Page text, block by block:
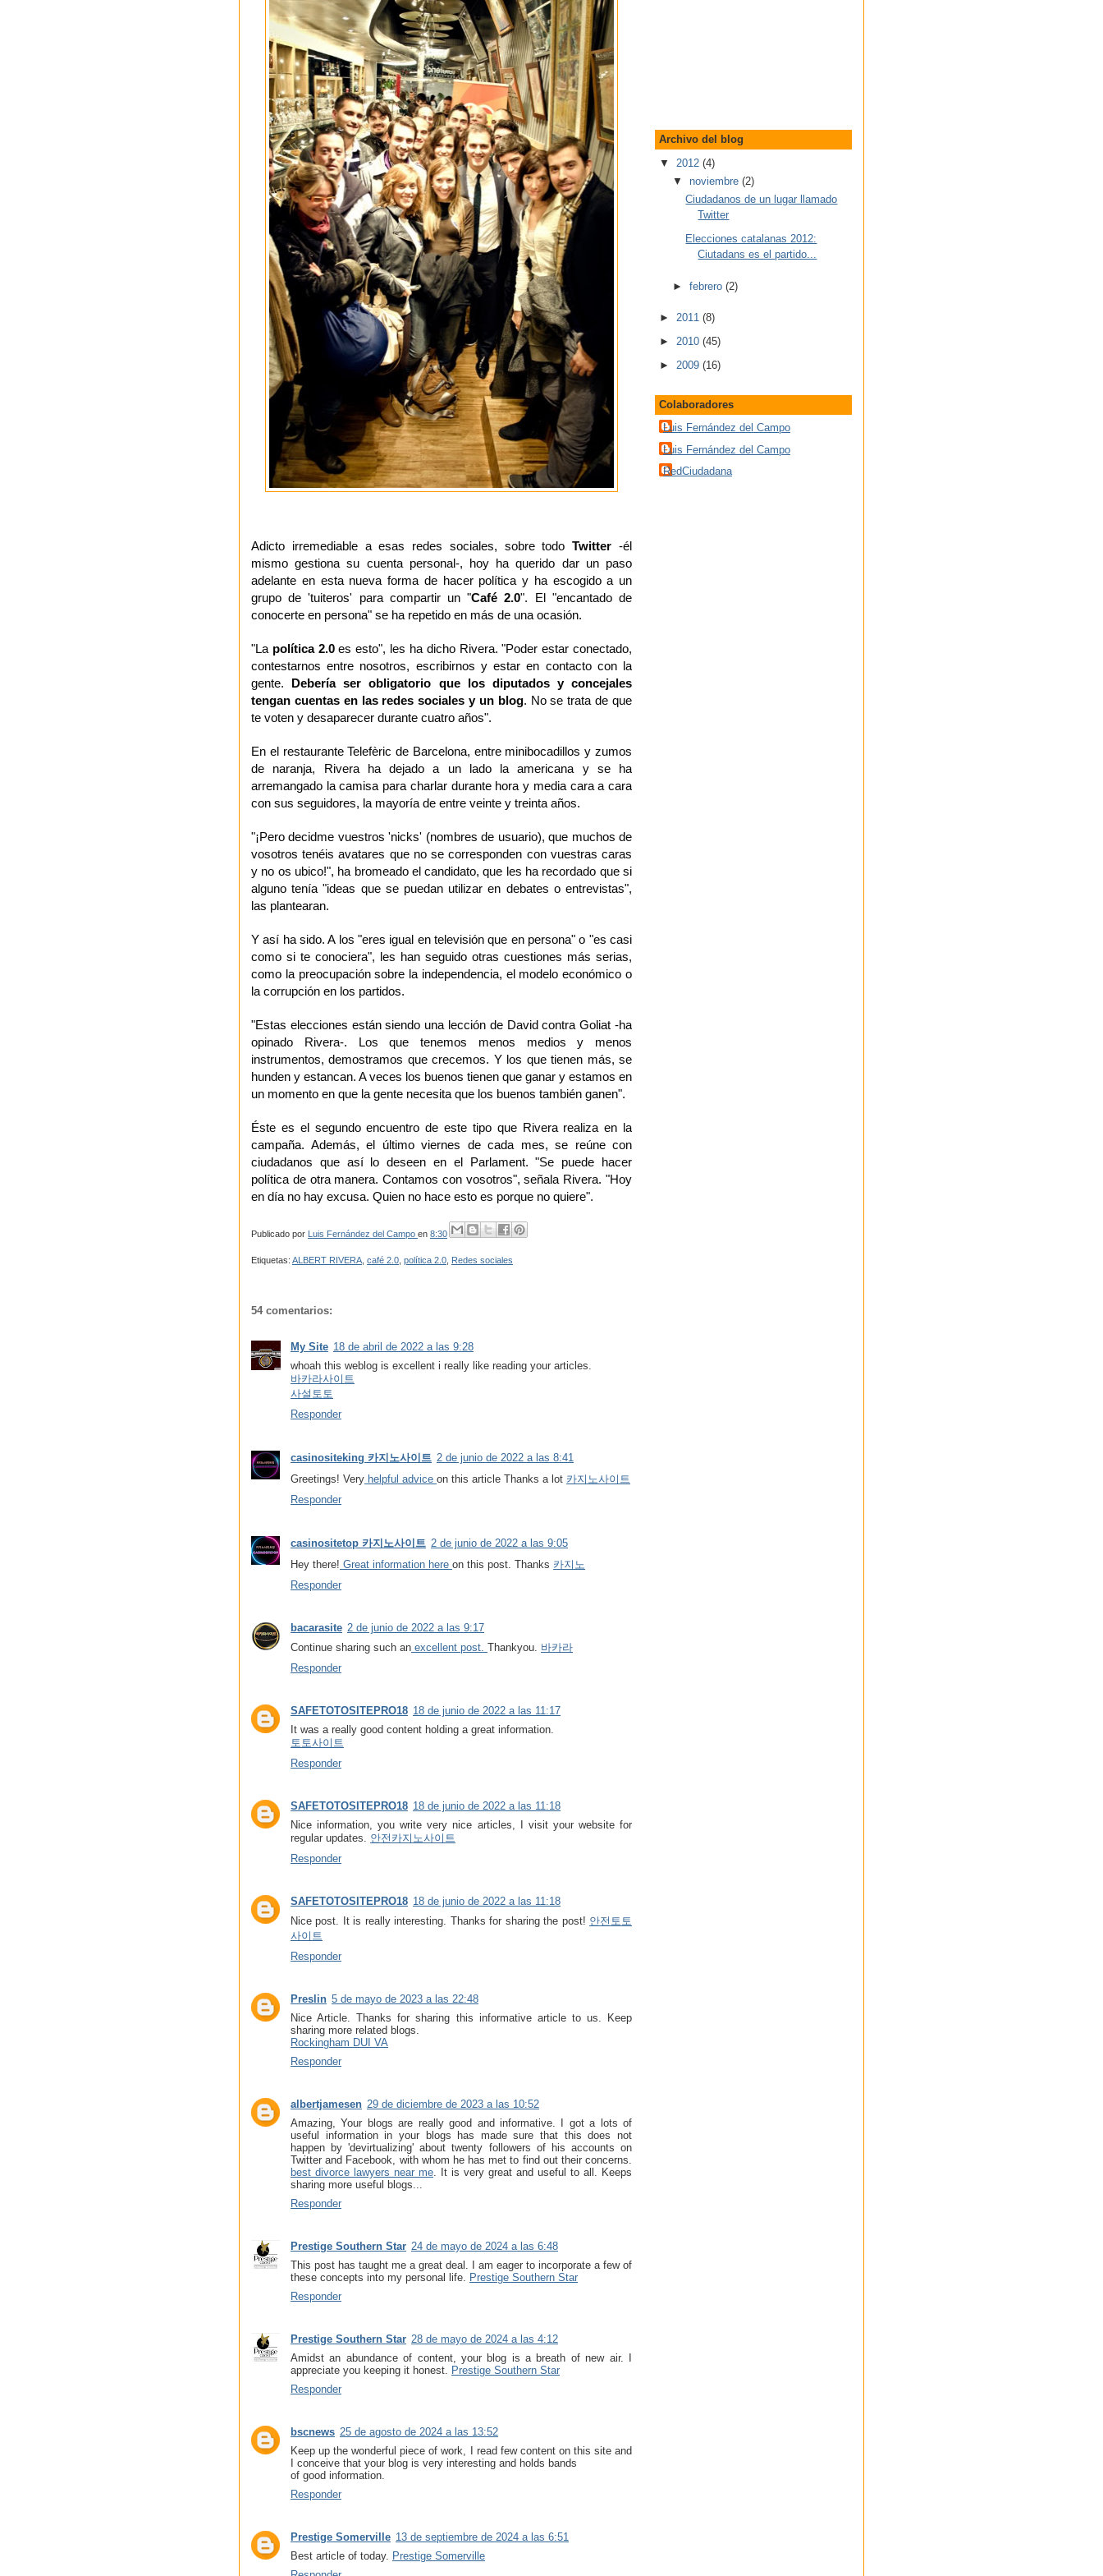
Adicto irremediable a esas redes sociales, sobre todoTwitter -él
mismo gestiona su cuenta personal-, hoy ha querido dar un paso
adelante en esta nueva forma de hacer política y ha escogido a un
grupo de 'tuiteros' para compartir un "Café 2.0". El "encantado de
conocerte en persona" se ha repetido en más de una ocasión.
"La política 2.0es esto", les ha dicho Rivera. "Poder estar conectado,
contestarnos entre nosotros, escribirnos y estar en contacto con la
gente. Debería ser obligatorio que los diputados y concejales
tengan cuentas en las redes sociales y un blog. No se trata de que
te voten y desaparecer durante cuatro años".
En el restaurante Telefèric de Barcelona, entre minibocadillos y zumos
de naranja, Rivera ha dejado a un lado la americana y se ha
arremangado la camisa para charlar durante hora y media cara a cara
con sus seguidores, la mayoría de entre veinte y treinta años.
"¡Pero decidme vuestros 'nicks' (nombres de usuario), que muchos de
vosotros tenéis avatares que no se corresponden con vuestras caras
y no os ubico!", ha bromeado el candidato, que les ha recordado que si
alguno tenía "ideas que se puedan utilizar en debates o entrevistas",
las plantearan.
Y así ha sido. A los "eres igual en televisión que en persona" o "es casi
como si te conociera", les han seguido otras cuestiones más serias,
como la preocupación sobre la independencia, el modelo económico o
la corrupción en los partidos.
"Estas elecciones están siendo una lección de David contra Goliat -ha
opinado Rivera-. Los que tenemos menos medios y menos
instrumentos, demostramos que crecemos. Y los que tienen más, se
hunden y estancan. A veces los buenos tienen que ganar y estamos en
un momento en que la gente necesita que los buenos también ganen".
Éste es el segundo encuentro de este tipo que Rivera realiza en la
campaña. Además, el último viernes de cada mes, se reúne con
ciudadanos que así lo deseen en el Parlament. "Se puede hacer
política de otra manera. Contamos con vosotros", señala Rivera. "Hoy
en día no hay excusa. Quien no hace esto es porque no quiere".
Publicado por Luis Fernández del Campo en 8:30
Etiquetas: ALBERT RIVERA café 2.0 política 2.0 Redes sociales
54 comentarios:
My Site 18 de abril de 2022 a las 9:28
whoah this weblog is excellent i really like reading your articles.
바카라사이트
사설토토
Responder
casinositeking 카지노사이트 2 de junio de 2022 a las 8:41
Greetings! Very helpful advice on this article Thanks a lot 카지노사이트
Responder
casinositetop 카지노사이트 2 de junio de 2022 a las 9:05
Hey there! Great information here on this post. Thanks 카지노
Responder
bacarasite 2 de junio de 2022 a las 9:17
Continue sharing such an excellent post. Thankyou. 바카라
Responder
SAFETOTOSITEPRO18 18 de junio de 2022 a las 11:17
It was a really good content holding a great information.
토토사이트
Responder
SAFETOTOSITEPRO18 18 de junio de 2022 a las 11:18
Nice information, you write very nice articles, I visit your website for
regular updates. 안전카지노사이트
Responder
SAFETOTOSITEPRO18 18 de junio de 2022 a las 11:18
Nice post. It is really interesting. Thanks for sharing the post! 안전토토
사이트
Responder
Preslin 5 de mayo de 2023 a las 22:48
Nice Article. Thanks for sharing this informative article to us. Keep
sharing more related blogs.
Rockingham DUI VA
Responder
albertjamesen 29 de diciembre de 2023 a las 10:52
Amazing, Your blogs are really good and informative. I got a lots of
useful information in your blogs has made sure that this does not
happen by 'devirtualizing' about twenty followers of his accounts on
Twitter and Facebook, with whom he has met to find out their concerns.
best divorce lawyers near me. It is very great and useful to all. Keeps
sharing more useful blogs...
Responder
Prestige Southern Star 24 de mayo de 2024 a las 6:48
This post has taught me a great deal. I am eager to incorporate a few of
these concepts into my personal life. Prestige Southern Star
Responder
Prestige Southern Star 28 de mayo de 2024 a las 4:12
Amidst an abundance of content, your blog is a breath of new air. I
appreciate you keeping it honest. Prestige Southern Star
Responder
bscnews 25 de agosto de 2024 a las 13:52
Keep up the wonderful piece of work, I read few content on this site and
I conceive that your blog is very interesting and holds bands
of good information.
Responder
Prestige Somerville 13 de septiembre de 2024 a las 6:51
Best article of today. Prestige Somerville
Archivo del blog
▼ 2012 (4)
▼ noviembre (2)
Ciudadanos de un lugar llamado
Twitter
Elecciones catalanas 2012:
Ciutadans es el partido...
► febrero (2)
► 2011 (8)
► 2010 (45)
► 2009 (16)
Colaboradores
Luis Fernández del Campo
Luis Fernández del Campo
RedCiudadana